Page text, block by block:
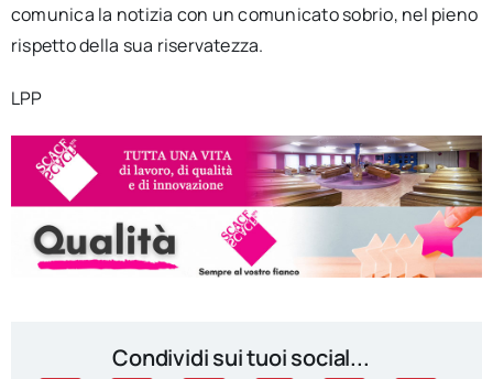
comunica la notizia con un comunicato sobrio, nel pieno
rispetto della sua riservatezza.
LPP
Condividi sui tuoi social...